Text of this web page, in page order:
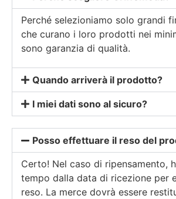
Perché selezioniamo solo grandi
che curano i loro prodotti nei
sono garanzia di qualità.
Quando arriverà il prodotto?
I miei dati sono al sicuro?
Posso effettuare il reso del
Certo! Nel caso di ripensamento,
tempo dalla data di ricezione per
reso. La merce dovrà essere